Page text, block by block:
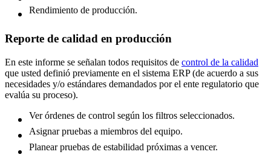
Rendimiento de producción.
Reporte de calidad en producción
En este informe se señalan todos requisitos de control de la calidad
que usted definió previamente en el sistema ERP (de acuerdo a sus
necesidades y/o estándares demandados por el ente regulatorio que
evalúa su proceso).
Ver órdenes de control según los filtros seleccionados.
Asignar pruebas a miembros del equipo.
Planear pruebas de estabilidad próximas a vencer.